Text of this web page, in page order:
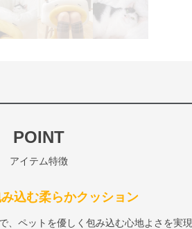
POINT
アイテム特徴
込む柔らかクッション
、ペットを優しく包み込む心地よさを実現